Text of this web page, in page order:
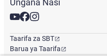
Ungana Nasi
Taarifa za SBT
Barua ya Taarifa